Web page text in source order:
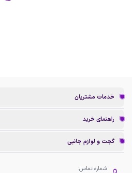
خدمات مشتریان
راهنمای خرید
گجت و لوازم جانبی
شماره تماس: